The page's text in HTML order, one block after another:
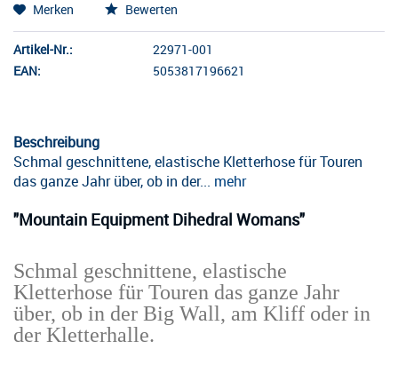
Merken Bewerten
Artikel-Nr.:
22971-001
EAN:
5053817196621
Beschreibung
Schmal geschnittene, elastische Kletterhose für Touren
das ganze Jahr über, ob in der... mehr
"Mountain Equipment Dihedral Womans"
Schmal geschnittene, elastische
Kletterhose für Touren das ganze Jahr
über, ob in der Big Wall, am Kliff oder in
der Kletterhalle.